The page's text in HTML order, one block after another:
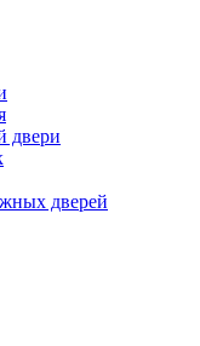
двери
дверей